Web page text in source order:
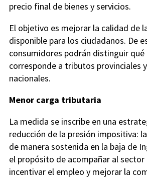
precio final de bienes y servicios.
El objetivo es mejorar la calidad de
disponible para los ciudadanos. De
consumidores podrán distinguir
corresponde a tributos provinciales
nacionales.
Menor carga tributaria
La medida se inscribe en una
reducción de la presión impositiva:
de manera sostenida en la baja de
el propósito de acompañar al
incentivar el empleo y mejorar la